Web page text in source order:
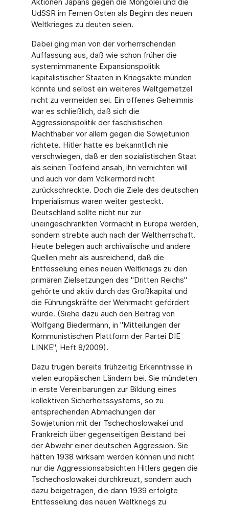
UdSSR im Fernen Osten als Beginn des neuen
Weltkrieges zu deuten seien.
Dabei ging man von der vorherrschenden
Auffassung aus, daß wie schon früher die
systemimmanente Expansionspolitik
kapitalistischer Staaten in Kriegsakte münden
könnte und selbst ein weiteres Weltgemetzel
nicht zu vermeiden sei. Ein offenes Geheimnis
war es schließlich, daß sich die
Aggressionspolitik der faschistischen
Machthaber vor allem gegen die Sowjetunion
richtete. Hitler hatte es bekanntlich nie
verschwiegen, daß er den sozialistischen Staat
als seinen Todfeind ansah, ihn vernichten will
und auch vor dem Völkermord nicht
zurückschreckte. Doch die Ziele des deutschen
Imperialismus waren weiter gesteckt.
Deutschland sollte nicht nur zur
uneingeschränkten Vormacht in Europa werden,
sondern strebte auch nach der Weltherrschaft.
Heute belegen auch archivalische und andere
Quellen mehr als ausreichend, daß die
Entfesselung eines neuen Weltkriegs zu den
primären Zielsetzungen des "Dritten Reichs"
gehörte und aktiv durch das Großkapital und
die Führungskräfte der Wehrmacht gefördert
wurde. (Siehe dazu auch den Beitrag von
Wolfgang Biedermann, in "Mitteilungen der
Kommunistischen Plattform der Partei DIE
LINKE", Heft 8/2009).
Dazu trugen bereits frühzeitig Erkenntnisse in
vielen europäischen Ländern bei. Sie mündeten
in erste Vereinbarungen zur Bildung eines
kollektiven Sicherheitssystems, so zu
entsprechenden Abmachungen der
Sowjetunion mit der Tschechoslowakei und
Frankreich über gegenseitigen Beistand bei
der Abwehr einer deutschen Aggression. Sie
hätten 1938 wirksam werden können und nicht
nur die Aggressionsabsichten Hitlers gegen die
Tschechoslowakei durchkreuzt, sondern auch
dazu beigetragen, die dann 1939 erfolgte
Entfesselung des neuen Weltkriegs zu